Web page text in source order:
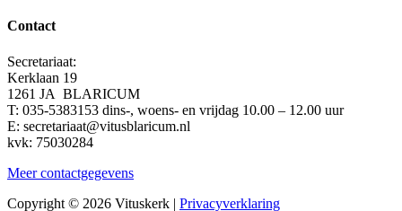
Contact
Secretariaat:
Kerklaan 19
1261 JA BLARICUM
T: 035-5383153 dins-, woens- en vrijdag 10.00 – 12.00 uur
E: secretariaat@vitusblaricum.nl
kvk: 75030284
Meer contactgegevens
Copyright © 2026 Vituskerk | Privacyverklaring